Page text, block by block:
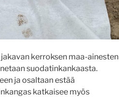
kerroksen maa-ainesten
suodatinkankaasta.
ja osaltaan estää
katkaisee myös